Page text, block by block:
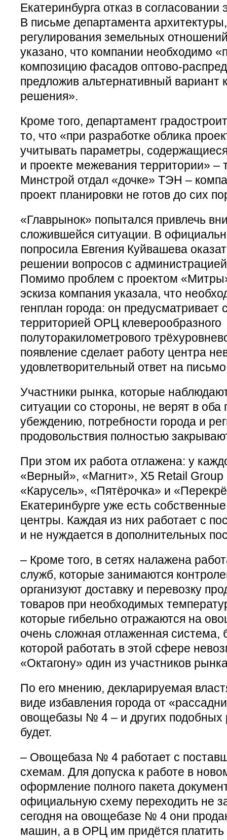
Екатеринбурга отказ в
В письме департамента
регулирования земельных
указано, что компании необходимо
композицию фасадов оптово-
предложив альтернативный вариант
решения».
Кроме того, департамент
то, что «при разработке облика
учитывать параметры,
и проекте межевания территории»
Минстрой отдал «дочке» ТЭН –
проект планировки не готов до сих
«Главрынок» попытался привлечь
сложившейся ситуации. В
попросила Евгения Куйвашева
решении вопросов с
Помимо проблем с проектом
эскиза компания указала, что
генплан города: он предусматривает
территорией ОРЦ клеверообразного
полуторакилометрового
появление сделает работу центра
удовлетворительный ответ на
Участники рынка, которые
ситуации со стороны, не верят в оба
убеждению, потребности города и
продовольствия полностью
При этом их работа отлажена: у
«Верный», «Магнит», X5 Retail Group
«Карусель», «Пятёрочка» и
Екатеринбурге уже есть
центры. Каждая из них работает с
и не нуждается в дополнительных
– Кроме того, в сетях налажена
служб, которые занимаются
организуют доставку и перевозку
товаров при необходимых
которые гибельно отражаются на
очень сложная отлаженная система,
которой работать в этой сфере
«Октагону» один из участников
По его мнению, декларируемая
виде избавления города от
овощебазы № 4 – и других подобных
будет.
– Овощебаза № 4 работает с
схемам. Для допуска к работе в
оформление полного пакета
официальную схему переходить не
сегодня на овощебазе № 4 они
машин, а в ОРЦ им придётся платить